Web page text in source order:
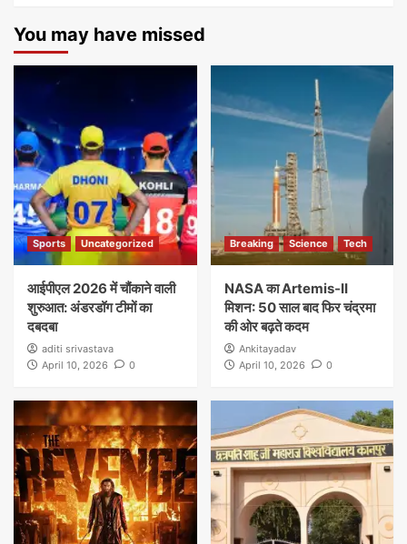
You may have missed
Sports Uncategorized
आईपीएल 2026 में चौंकाने वाली
शुरुआत: अंडरडॉग टीमों का
दबदबा
aditi srivastava
April 10, 2026
0
Breaking Science Tech
NASA का Artemis-II
मिशन: 50 साल बाद फिर चंद्रमा
की ओर बढ़ते कदम
Ankitayadav
April 10, 2026
0